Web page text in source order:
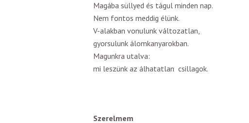
Magába süllyed és tágul minden nap.
Nem fontos meddig élünk.
V-alakban vonulunk változatlan,
gyorsulunk álomkanyarokban.
Magunkra utalva:
mi leszünk az álhatatlan csillagok.
Szerelmem